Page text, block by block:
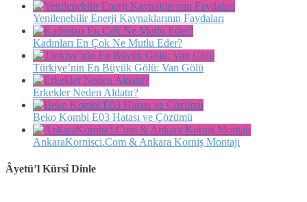
Yenilenebilir Enerji Kaynaklarının Faydaları
Kadınları En Çok Ne Mutlu Eder?
Türkiye’nin En Büyük Gölü: Van Gölü
Erkekler Neden Aldatır?
Beko Kombi E03 Hatası ve Çözümü
AnkaraKornisci.Com & Ankara Korniş Montajı
Âyetü’l Kürsî Dinle